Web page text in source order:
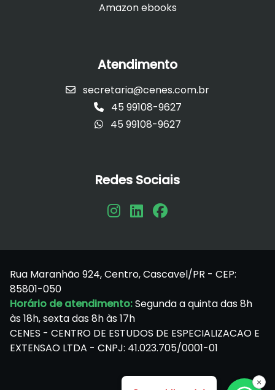
Amazon ebooks
Atendimento
secretaria@cenes.com.br
45 99108-9627
45 99108-9627
Redes Sociais
Rua Maranhão 924, Centro, Cascavel/PR - CEP:
85801-050
Horário de atendimento:Segunda a quinta das 8h
às 18h, sexta das 8h às 17h
CENES - CENTRO DE ESTUDOS DE ESPECIALIZACAO E
EXTENSAO LTDA - CNPJ: 41.023.705/0001-01
×